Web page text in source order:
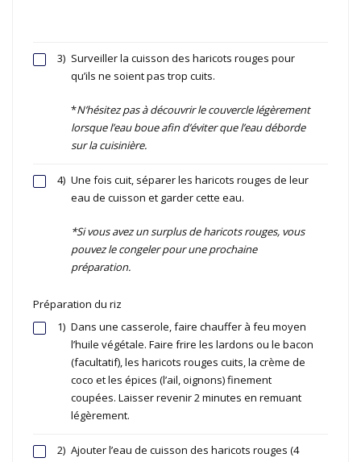
3) Surveiller la cuisson des haricots rouges pour
qu’ils ne soient pas trop cuits.
*N’hésitez pas à découvrir le couvercle légèrement
lorsque l’eau boue afin d’éviter que l’eau déborde
sur la cuisinière.
4) Une fois cuit, séparer les haricots rouges de leur
eau de cuisson et garder cette eau.
*Si vous avez un surplus de haricots rouges, vous
pouvez le congeler pour une prochaine
préparation.
Préparation du riz
1) Dans une casserole, faire chauffer à feu moyen
l’huile végétale. Faire frire les lardons ou le bacon
(facultatif), les haricots rouges cuits, la crème de
coco et les épices (l’ail, oignons) finement
coupées. Laisser revenir 2 minutes en remuant
légèrement.
2) Ajouter l’eau de cuisson des haricots rouges (4